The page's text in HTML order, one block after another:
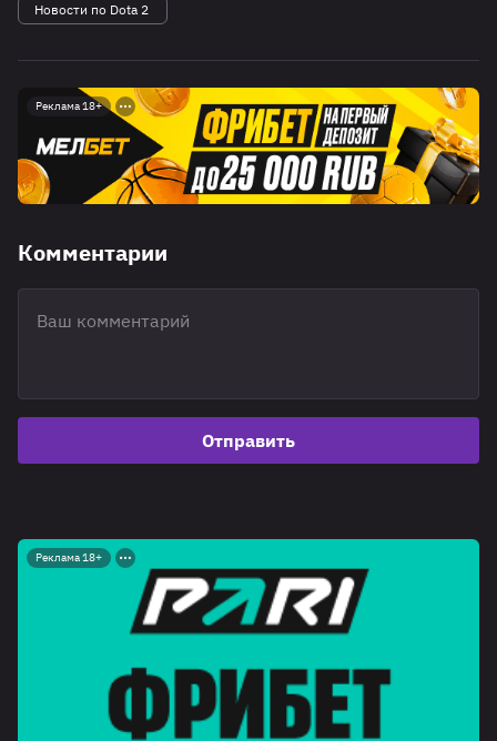
Новости по Dota 2
Реклама 18+
Комментарии
Отправить
Реклама 18+